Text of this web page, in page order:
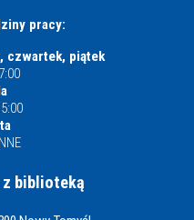
pracy:
czwartek, piątek
biblioteką